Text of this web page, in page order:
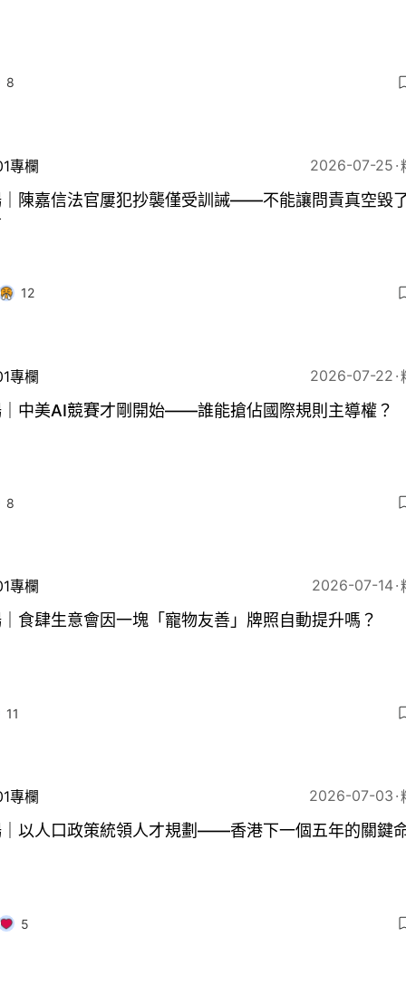
8
專欄 2026-07-25
陳嘉信法官屢犯抄襲僅受訓誡——不能讓問責真空毀
12
專欄 2026-07-22
中美AI競賽才剛開始——誰能搶佔國際規則主導權？
8
專欄 2026-07-14
食肆生意會因一塊「寵物友善」牌照自動提升嗎？
11
專欄 2026-07-03
以人口政策統領人才規劃——香港下一個五年的關鍵
5